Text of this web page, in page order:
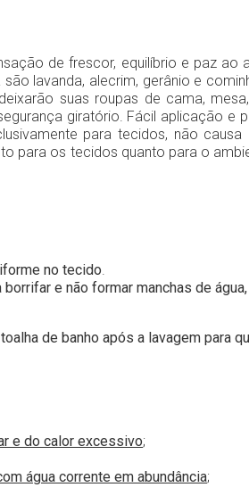
de frescor, equilíbrio e paz
lavanda, alecrim, gerânio e
suas roupas de cama,
giratório. Fácil aplicação e
para tecidos, não
para os tecidos quanto para o
no tecido.
e não formar manchas de
de banho após a lavagem para
e do calor excessivo;
água corrente em abundância;